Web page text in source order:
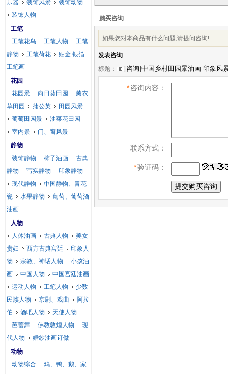
购买咨询
如果您对本商品有什么问题,请提问咨询!
发表咨询
标题：
*咨询内容：
联系方式：
*验证码：
乐器 装饰风景
装饰动物
装饰人物
工笔
工笔花鸟
工笔人物
工笔
静物
工笔荷花
贴金 银箔
工笔画
花园
花园景
向日葵田园
薰衣
草田园
蒲公英
田园风景
葡萄田园景
油菜花田园
室内景
门、窗风景
静物
装饰静物
柿子油画
古典
静物
写实静物
印象静物
现代静物
中国静物、青花
瓷
水果静物
葡萄、葡萄酒
油画
人物
人体油画
古典人物
美女
贵妇
西方古典宫廷
印象人
物
宗教、神话人物
小孩油
画
中国人物
中国宫廷油画
运动人物
工笔人物
少数
民族人物
京剧、戏曲
阿拉
伯
酒吧人物
天使人物
芭蕾舞
佛教敦煌人物
现
代人物
婚纱油画订做
动物
动物综合
鸡、鸭、鹅、家